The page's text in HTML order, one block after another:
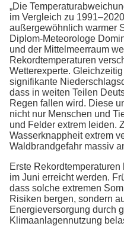
„Die
im Vergleich zu
außergewöhnlich warmer
Diplom-Meteorologe
und der Mittelmeerraum
Rekordtemperaturen
Wetterexperte.
signifikante
dass in weiten Teilen
Regen fallen wird. Diese
nicht nur Menschen und
und Felder extrem leiden.
Wasserknappheit extrem
Waldbrandgefahr massiv
Erste
im Juni erreicht werden.
dass solche extremen
Risiken bergen, sondern
Energieversorgung durch
Klimaanlagennutzung